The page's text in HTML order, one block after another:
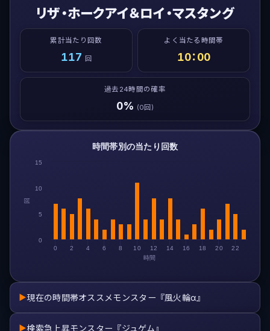
リザ・ホークアイ＆ロイ・マスタング
累計当たり回数
117 回
よく当たる時間帯
10：00
過去24時間の確率
0% (0回)
時間
回
時間帯別の当たり回数
0 2 4 6 8 10 12 14 16 18 20 22
0
5
10
15
▶現在の時間帯オススメモンスター『風火輪α』
▶検索急上昇モンスター『ジュゲム』